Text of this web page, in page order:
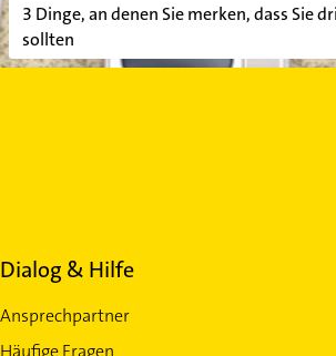
3 Dinge, an denen Sie merken, dass Sie
sollten
Dialog & Hilfe
Ansprechpartner
Häufige Fragen